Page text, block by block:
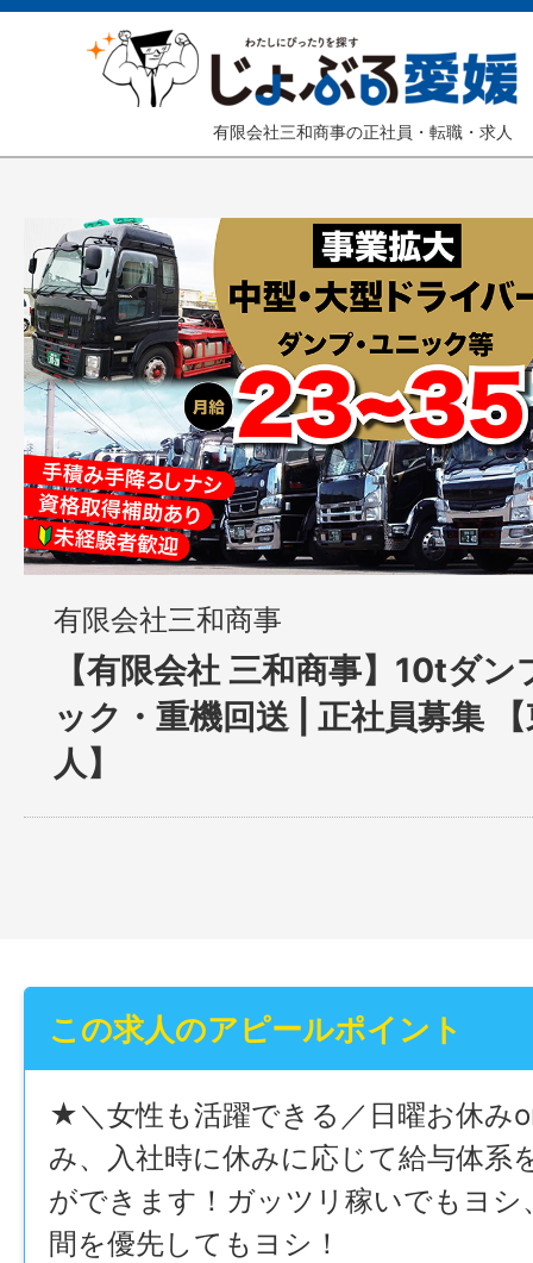
有限会社三和商事の正社員・転職・求人
有限会社三和商事
【有限会社 三和商事】10tダ
ック・重機回送 | 正社員募集
人】
この求人のアピールポイント
★＼女性も活躍できる／日曜お休み
み、入社時に休みに応じて給与体系
ができます！ガッツリ稼いでもヨシ
間を優先してもヨシ！